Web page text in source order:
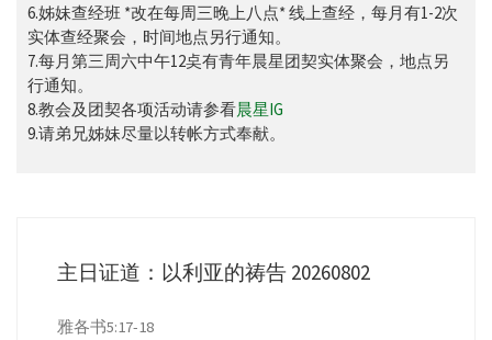
6.姊妹查经班 *改在每周三晚上八点* 线上查经，每月有1-2次
实体查经聚会，时间地点另行通知。
7.每月第三周六中午12奌有青年晨星团契实体聚会，地点另
行通知。
8.教会及团契各项活动请参看晨星IG
9.请弟兄姊妹尽量以转帐方式奉献。
主日证道：以利亚的祷告 20260802
雅各书5:17-18